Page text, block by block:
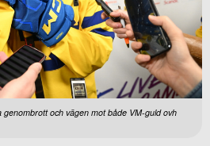
och vägen mot både VM-guld ovh